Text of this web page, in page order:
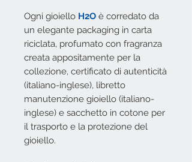
Ogni gioiello H2O è corredato da
un elegante packaging in carta
riciclata, profumato con fragranza
creata appositamente per la
collezione, certificato di autenticità
(italiano-inglese), libretto
manutenzione gioiello (italiano-
inglese) e sacchetto in cotone per
il trasporto e la protezione del
gioiello.